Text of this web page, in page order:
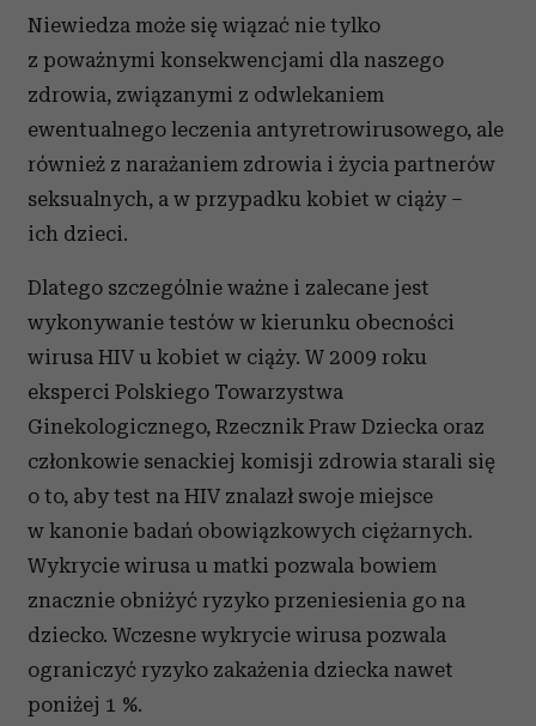
Niewiedza może się wiązać nie tylko
z poważnymi konsekwencjami dla naszego
zdrowia, związanymi z odwlekaniem
ewentualnego leczenia antyretrowirusowego, ale
również z narażaniem zdrowia i życia partnerów
seksualnych, a w przypadku kobiet w ciąży –
ich dzieci.
Dlatego szczególnie ważne i zalecane jest
wykonywanie testów w kierunku obecności
wirusa HIV u kobiet w ciąży. W 2009 roku
eksperci Polskiego Towarzystwa
Ginekologicznego, Rzecznik Praw Dziecka oraz
członkowie senackiej komisji zdrowia starali się
o to, aby test na HIV znalazł swoje miejsce
w kanonie badań obowiązkowych ciężarnych.
Wykrycie wirusa u matki pozwala bowiem
znacznie obniżyć ryzyko przeniesienia go na
dziecko. Wczesne wykrycie wirusa pozwala
ograniczyć ryzyko zakażenia dziecka nawet
poniżej 1 %.